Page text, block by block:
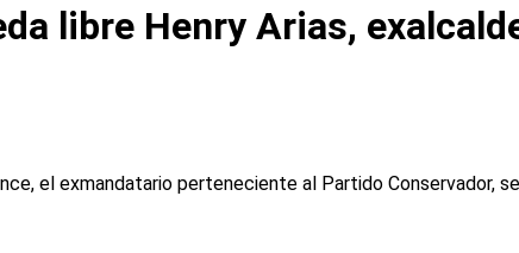
libre Henry Arias,
el exmandatario perteneciente al Partido Conservador,